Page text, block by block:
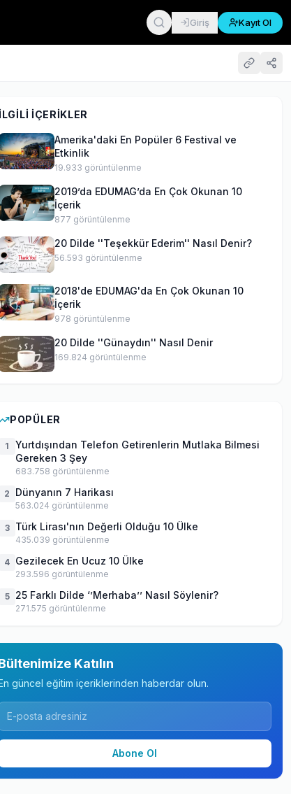
Giriş Kayıt Ol
İLGILI İÇERIKLER
Amerika'daki En Popüler 6 Festival ve
Etkinlik
19.933 görüntülenme
2019’da EDUMAG’da En Çok Okunan 10
İçerik
877 görüntülenme
20 Dilde ''Teşekkür Ederim'' Nasıl Denir?
56.593 görüntülenme
2018'de EDUMAG'da En Çok Okunan 10
İçerik
978 görüntülenme
20 Dilde ''Günaydın'' Nasıl Denir
169.824 görüntülenme
POPÜLER
1
Yurtdışından Telefon Getirenlerin Mutlaka Bilmesi
Gereken 3 Şey
683.758 görüntülenme
2 Dünyanın 7 Harikası
563.024 görüntülenme
3 Türk Lirası'nın Değerli Olduğu 10 Ülke
435.039 görüntülenme
4 Gezilecek En Ucuz 10 Ülke
293.596 görüntülenme
5 25 Farklı Dilde ‘’Merhaba’’ Nasıl Söylenir?
271.575 görüntülenme
Katılın
güncel eğitim içeriklerinden haberdar olun.
Abone Ol